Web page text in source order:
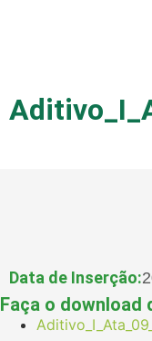
Data de Inserção:
Faça o download